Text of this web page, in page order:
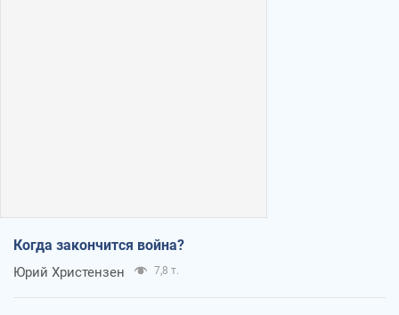
Когда закончится война?
Юрий Христензен 7,8 т.